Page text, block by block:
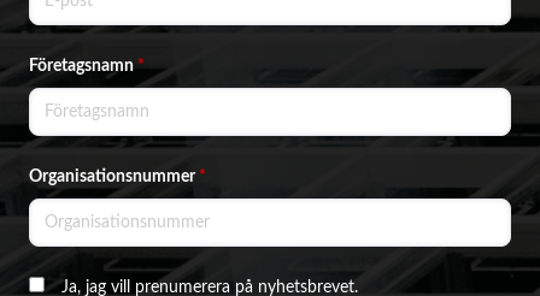
Företagsnamn*
Organisationsnummer *
Ja, jag vill prenumerera på nyhetsbrevet.